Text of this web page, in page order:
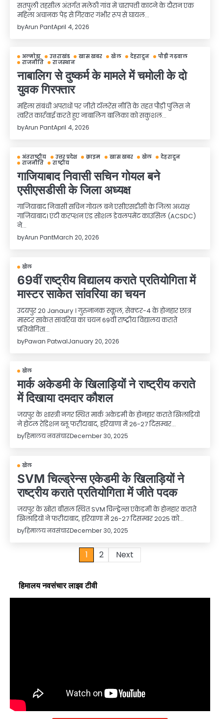
सतपुली तहसील अंतर्गत मलेठी गांव में चारापत्ती काटने के दौरान एक
महिला अचानक पेड़ से गिरकर गंभीर रूप से घायल…
byArun PantApril 4, 2026
अल्मोड़ा उत्तराखंड खास खबर खेल देहरादून
पौड़ी गढ़वाल
राजनीति
राजस्थान
नाबालिग से दुष्कर्म के मामले में चमोली के दो
युवक गिरफ्तार
महिला संबंधी अपराधों पर जीरो टॉलरेंस नीति के तहत पौड़ी पुलिस ने
त्वरित कार्रवाई करते हुए नाबालिग बालिका को सकुशल…
byArun PantApril 4, 2026
अंतराष्ट्रीय उत्तर प्रदेश क्राइम खास खबर खेल
देहरादून
राजनीति
राष्ट्रीय
गाजियाबाद निवासी सचिन गोयल बने
एसीएसडीसी के जिला अध्यक्ष
गाजियाबाद निवासी सचिन गोयल बने एसीएसडीसी के जिला अध्यक्ष
गाजियाबाद। एंटी करप्शन एंड सोशल डेवलपमेंट काउंसिल (ACSDC)
ने…
byArun PantMarch 20, 2026
खेल
69वीं राष्ट्रीय विद्यालय कराते प्रतियोगिता में
मास्टर साकेत सांवरिया का चयन
उदयपुर 20 Janaury । गुरुनानक स्कूल, सेक्टर-4 के होनहार छात्र
मास्टर साकेत सांवरिया का चयन 69वीं राष्ट्रीय विद्यालय कराते
प्रतियोगिता…
byPawan PatwalJanuary 20, 2026
खेल
मार्क अकेडमी के खिलाड़ियों ने राष्ट्रीय कराते
में दिखाया दमदार कौशल
जयपुर के शास्त्री नगर स्थित मार्क अकेडमी के होनहार कराते खिलाड़ियों
ने होटल रेडिशन ब्लू फरीदाबाद, हरियाणा में 26-27 दिसम्बर…
byहिमालय नवसंचारDecember 30, 2025
खेल
SVM चिल्ड्रेन्स एकेडमी के खिलाड़ियों ने
राष्ट्रीय कराते प्रतियोगिता में जीते पदक
जयपुर के खोरा बीसल स्थित SVM चिल्ड्रेन्स एकेडमी के होनहार कराते
खिलाड़ियों ने फरीदाबाद, हरियाणा में 26-27 दिसम्बर 2025 को…
byहिमालय नवसंचारDecember 30, 2025
1 2 Next
हिमालय नवसंचार लाइव टीवी